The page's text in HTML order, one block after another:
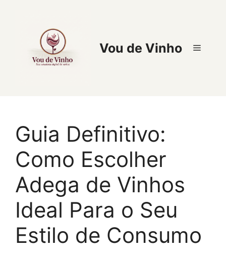
Vou de Vinho Menu
Guia Definitivo:
Como Escolher
Adega de Vinhos
Ideal Para o Seu
Estilo de Consumo